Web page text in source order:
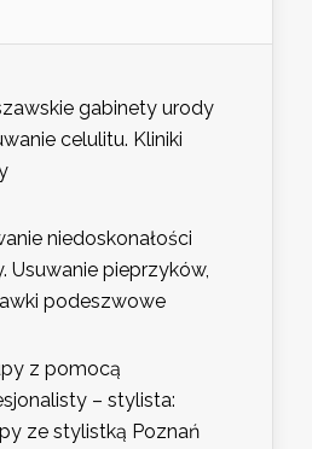
gabinety urody
celulitu. Kliniki
niedoskonałości
Usuwanie pieprzyków,
podeszwowe
z pomocą
– stylista:
ze stylistką Poznań